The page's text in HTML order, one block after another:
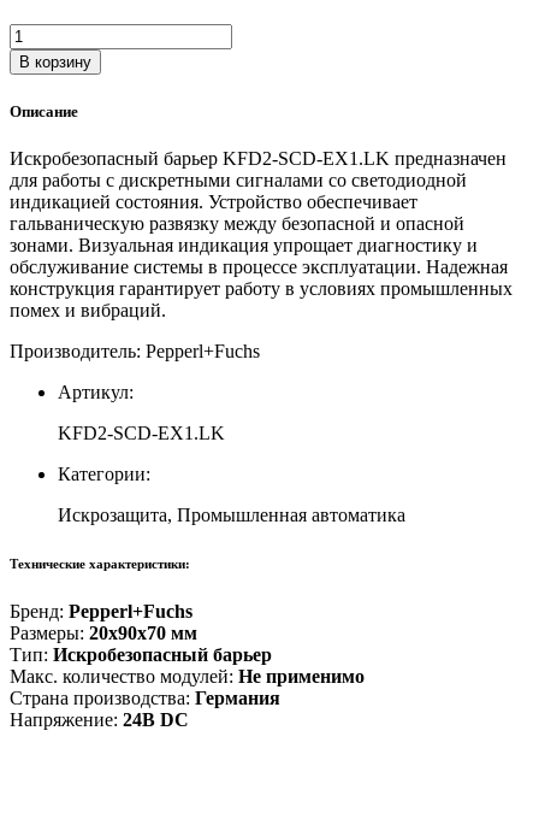
Количество
товара
Барьер
KFD2-
EX1.LK
В корзину
Описание
Искробезопасный барьер KFD2-SCD-EX1.LK предназначен
для работы с дискретными сигналами со светодиодной
индикацией состояния. Устройство обеспечивает
гальваническую развязку между безопасной и опасной
зонами. Визуальная индикация упрощает диагностику и
обслуживание системы в процессе эксплуатации. Надежная
конструкция гарантирует работу в условиях промышленных
помех и вибраций.
Производитель: Pepperl+Fuchs
Артикул:
KFD2-SCD-EX1.LK
Категории:
Искрозащита, Промышленная автоматика
Технические характеристики:
Бренд: Pepperl+Fuchs
Размеры: 20x90x70 мм
Тип: Искробезопасный барьер
Макс. количество модулей: Не применимо
Страна производства: Германия
Напряжение: 24В DC